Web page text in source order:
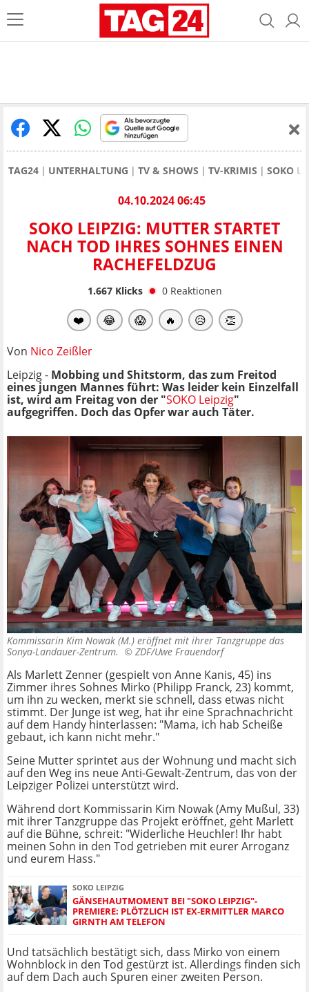
TAG24 UNTERHALTUNG TV & SHOWS TV-KRIMIS SOKO
04.10.2024 06:45
SOKO LEIPZIG: MUTTER STARTET
NACH TOD IHRES SOHNES EINEN
RACHEFELDZUG
1.667Klicks 0 Reaktionen
❤️ 😂 😱 🔥 😥 👏
Von Nico Zeißler
Leipzig - Mobbing und Shitstorm, das zum Freitod
eines jungen Mannes führt: Was leider kein Einzelfall
ist, wird am Freitag von der "SOKO Leipzig"
aufgegriffen. Doch das Opfer war auch Täter.
Kommissarin Kim Nowak (M.) eröffnet mit ihrer Tanzgruppe das
Sonya-Landauer-Zentrum. © ZDF/Uwe Frauendorf
Als Marlett Zenner (gespielt von Anne Kanis, 45) ins
Zimmer ihres Sohnes Mirko (Philipp Franck, 23) kommt,
um ihn zu wecken, merkt sie schnell, dass etwas nicht
stimmt. Der Junge ist weg, hat ihr eine Sprachnachricht
auf dem Handy hinterlassen: "Mama, ich hab Scheiße
gebaut, ich kann nicht mehr."
Seine Mutter sprintet aus der Wohnung und macht sich
auf den Weg ins neue Anti-Gewalt-Zentrum, das von der
Leipziger Polizei unterstützt wird.
Während dort Kommissarin Kim Nowak (Amy Mußul, 33)
mit ihrer Tanzgruppe das Projekt eröffnet, geht Marlett
auf die Bühne, schreit: "Widerliche Heuchler! Ihr habt
meinen Sohn in den Tod getrieben mit eurer Arroganz
und eurem Hass."
SOKO LEIPZIG
GÄNSEHAUTMOMENT BEI "SOKO LEIPZIG"-
PREMIERE: PLÖTZLICH IST EX-ERMITTLER MARCO
GIRNTH AM TELEFON
Und tatsächlich bestätigt sich, dass Mirko von einem
Wohnblock in den Tod gestürzt ist. Allerdings finden sich
auf dem Dach auch Spuren einer zweiten Person.